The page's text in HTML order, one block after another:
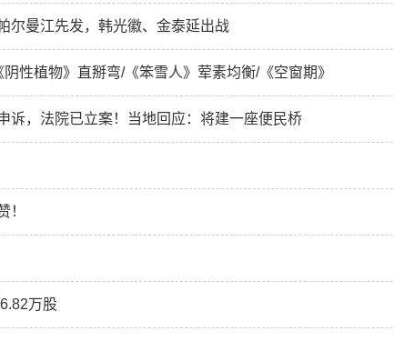
尔曼江先发，韩光徽、金泰延出战
性植物》直掰弯/《笨雪人》荤素均衡/《空窗期》
诉，法院已立案！当地回应：将建一座便民桥
！
万股